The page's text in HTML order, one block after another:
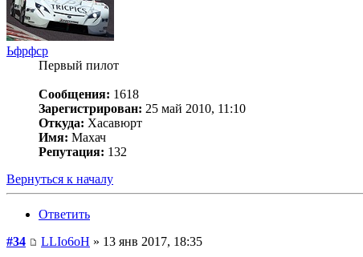
Ьфрфср
Первый пилот
Сообщения: 1618
Зарегистрирован: 25 май 2010, 11:10
Откуда: Хасавюрт
Имя: Махач
Репутация: 132
Вернуться к началу
Ответить
#34
LLIo6oH » 13 янв 2017, 18:35